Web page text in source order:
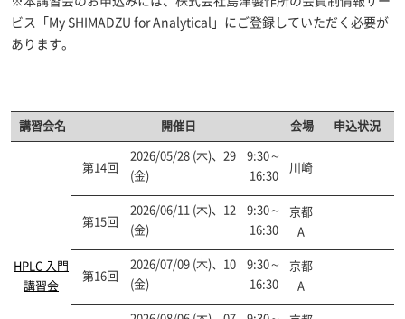
ビス「My SHIMADZU for Analytical」にご登録していただく必要が
あります。
講習会名 開催日 会場 申込状況
HPLC 入門
講習会
第14回
2026/05/28 (木)、29
(金)
9:30～
16:30
川崎
第15回
2026/06/11 (木)、12
(金)
9:30～
16:30
京都
A
第16回
2026/07/09 (木)、10
(金)
9:30～
16:30
京都
A